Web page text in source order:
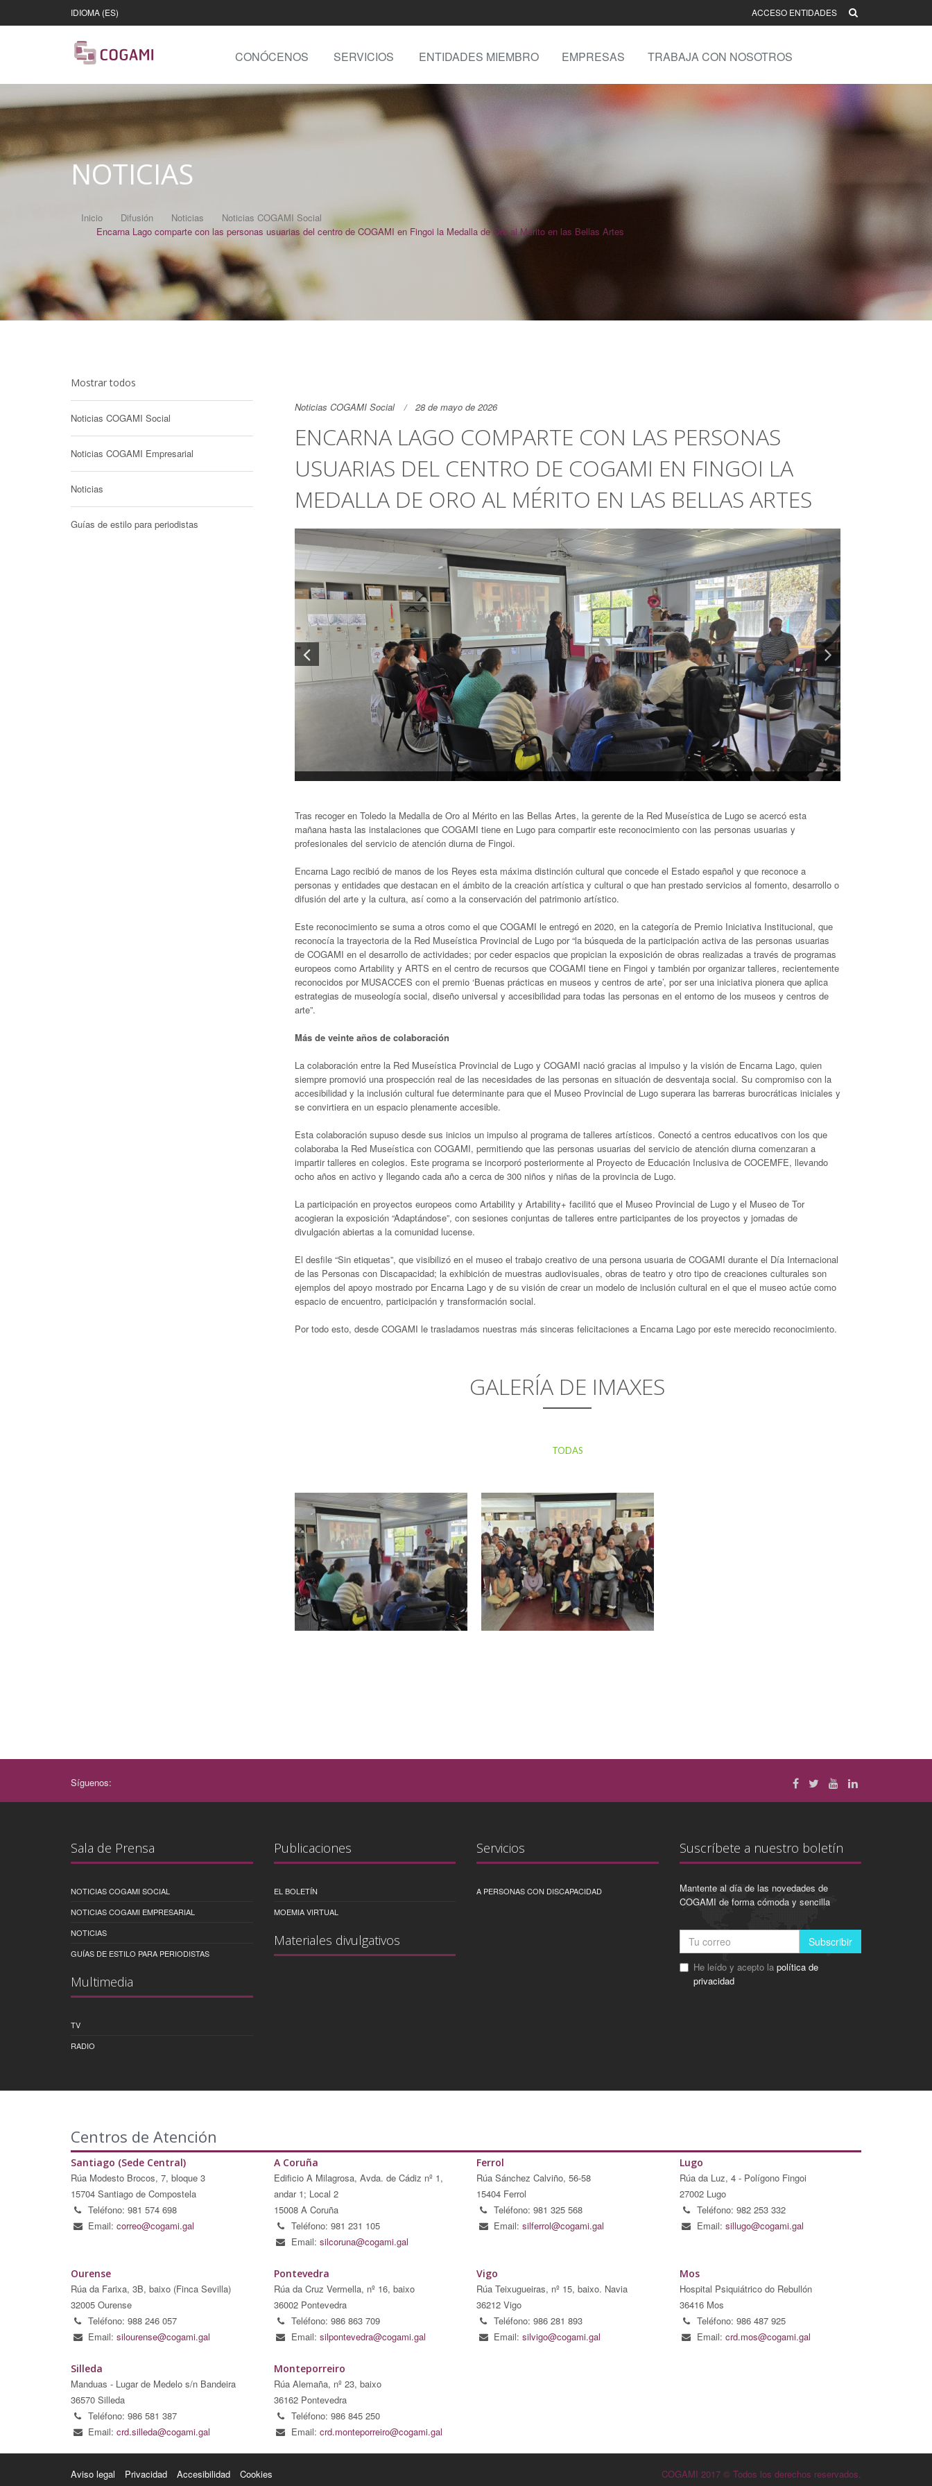
IDIOMA (ES) ACCESO ENTIDADES
CONÓCENOS SERVICIOS ENTIDADES MIEMBRO EMPRESAS TRABAJA CON NOSOTROS
NOTICIAS
Inicio Difusión Noticias
Noticias COGAMI Social
Encarna Lago comparte con las personas usuarias del centro de COGAMI en Fingoi la Medalla de Oro al Mérito en las Bellas Artes
Noticias COGAMI Social 28 de mayo de 2026
ENCARNA LAGO COMPARTE CON LAS PERSONAS
USUARIAS DEL CENTRO DE COGAMI EN FINGOI LA
MEDALLA DE ORO AL MÉRITO EN LAS BELLAS ARTES
Tras recoger en Toledo la Medalla de Oro al Mérito en las Bellas Artes, la gerente de la Red Museística de Lugo se acercó esta
mañana hasta las instalaciones que COGAMI tiene en Lugo para compartir este reconocimiento con las personas usuarias y
profesionales del servicio de atención diurna de Fingoi.
Encarna Lago recibió de manos de los Reyes esta máxima distinción cultural que concede el Estado español y que reconoce a
personas y entidades que destacan en el ámbito de la creación artística y cultural o que han prestado servicios al fomento, desarrollo o
difusión del arte y la cultura, así como a la conservación del patrimonio artístico.
Este reconocimiento se suma a otros como el que COGAMI le entregó en 2020, en la categoría de Premio Iniciativa Institucional, que
reconocía la trayectoria de la Red Museística Provincial de Lugo por “la búsqueda de la participación activa de las personas usuarias
de COGAMI en el desarrollo de actividades; por ceder espacios que propician la exposición de obras realizadas a través de programas
europeos como Artability y ARTS en el centro de recursos que COGAMI tiene en Fingoi y también por organizar talleres, recientemente
reconocidos por MUSACCES con el premio ‘Buenas prácticas en museos y centros de arte’, por ser una iniciativa pionera que aplica
estrategias de museología social, diseño universal y accesibilidad para todas las personas en el entorno de los museos y centros de
arte”.
Más de veinte años de colaboración
La colaboración entre la Red Museística Provincial de Lugo y COGAMI nació gracias al impulso y la visión de Encarna Lago, quien
siempre promovió una prospección real de las necesidades de las personas en situación de desventaja social. Su compromiso con la
accesibilidad y la inclusión cultural fue determinante para que el Museo Provincial de Lugo superara las barreras burocráticas iniciales y
se convirtiera en un espacio plenamente accesible.
Esta colaboración supuso desde sus inicios un impulso al programa de talleres artísticos. Conectó a centros educativos con los que
colaboraba la Red Museística con COGAMI, permitiendo que las personas usuarias del servicio de atención diurna comenzaran a
impartir talleres en colegios. Este programa se incorporó posteriormente al Proyecto de Educación Inclusiva de COCEMFE, llevando
ocho años en activo y llegando cada año a cerca de 300 niños y niñas de la provincia de Lugo.
La participación en proyectos europeos como Artability y Artability+ facilitó que el Museo Provincial de Lugo y el Museo de Tor
acogieran la exposición “Adaptándose”, con sesiones conjuntas de talleres entre participantes de los proyectos y jornadas de
divulgación abiertas a la comunidad lucense.
El desfile “Sin etiquetas”, que visibilizó en el museo el trabajo creativo de una persona usuaria de COGAMI durante el Día Internacional
de las Personas con Discapacidad; la exhibición de muestras audiovisuales, obras de teatro y otro tipo de creaciones culturales son
ejemplos del apoyo mostrado por Encarna Lago y de su visión de crear un modelo de inclusión cultural en el que el museo actúe como
espacio de encuentro, participación y transformación social.
Por todo esto, desde COGAMI le trasladamos nuestras más sinceras felicitaciones a Encarna Lago por este merecido reconocimiento.
GALERÍA DE IMAXES
TODAS
Mostrar todos
Noticias COGAMI Social
Noticias COGAMI Empresarial
Noticias
Guías de estilo para periodistas
Síguenos:
Sala de Prensa
NOTICIAS COGAMI SOCIAL
NOTICIAS COGAMI EMPRESARIAL
NOTICIAS
GUÍAS DE ESTILO PARA PERIODISTAS
Multimedia
TV
RADIO
Publicaciones
EL BOLETÍN
MOEMIA VIRTUAL
Materiales divulgativos
Servicios
A PERSONAS CON DISCAPACIDAD
Suscríbete a nuestro boletín
Mantente al día de las novedades de
COGAMI de forma cómoda y sencilla
Subscribir
He leído y acepto la política de
privacidad
Centros de Atención
Santiago (Sede Central)
Rúa Modesto Brocos, 7, bloque 3
15704 Santiago de Compostela
Teléfono: 981 574 698
Email: correo@cogami.gal
A Coruña
Edificio A Milagrosa, Avda. de Cádiz nº 1,
andar 1; Local 2
15008 A Coruña
Teléfono: 981 231 105
Email: silcoruna@cogami.gal
Ferrol
Rúa Sánchez Calviño, 56-58
15404 Ferrol
Teléfono: 981 325 568
Email: silferrol@cogami.gal
Lugo
Rúa da Luz, 4 - Polígono Fingoi
27002 Lugo
Teléfono: 982 253 332
Email: sillugo@cogami.gal
Ourense
Rúa da Farixa, 3B, baixo (Finca Sevilla)
32005 Ourense
Teléfono: 988 246 057
Email: silourense@cogami.gal
Pontevedra
Rúa da Cruz Vermella, nº 16, baixo
36002 Pontevedra
Teléfono: 986 863 709
Email: silpontevedra@cogami.gal
Vigo
Rúa Teixugueiras, nº 15, baixo. Navia
36212 Vigo
Teléfono: 986 281 893
Email: silvigo@cogami.gal
Mos
Hospital Psiquiátrico do Rebullón
36416 Mos
Teléfono: 986 487 925
Email: crd.mos@cogami.gal
Silleda
Manduas - Lugar de Medelo s/n Bandeira
36570 Silleda
Teléfono: 986 581 387
Email: crd.silleda@cogami.gal
Monteporreiro
Rúa Alemaña, nº 23, baixo
36162 Pontevedra
Teléfono: 986 845 250
Email: crd.monteporreiro@cogami.gal
Aviso legal Privacidad Accesibilidad Cookies COGAMI 2017 © Todos los derechos reservados.